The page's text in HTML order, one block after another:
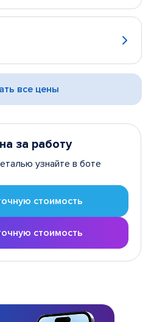
все цены
за работу
узнайте в боте
стоимость
стоимость